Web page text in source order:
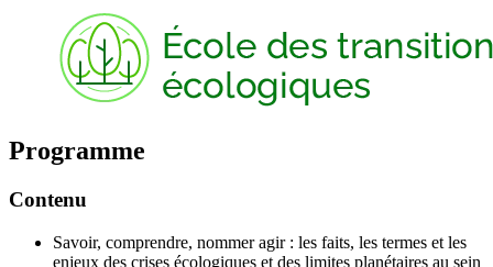
Programme
Contenu
Savoir, comprendre, nommer agir : les faits, les termes et les
enjeux des crises écologiques et des limites planétaires au sein